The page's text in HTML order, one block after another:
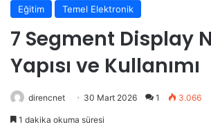
Eğitim Temel Elektronik
7 Segment Display
Yapısı ve Kullanımı
direncnet 30 Mart 2026 1 3.066
1 dakika okuma süresi